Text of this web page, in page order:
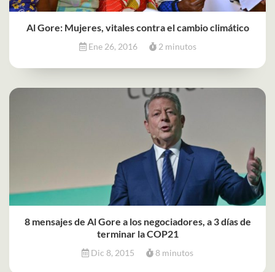
Al Gore: Mujeres, vitales contra el cambio climático
Ene 26, 2016 2 minutos
8 mensajes de Al Gore a los negociadores, a 3 días de
terminar la COP21
Dic 8, 2015 8 minutos